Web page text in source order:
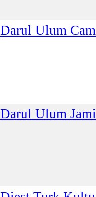
Darul Ulum
Darul Ulum